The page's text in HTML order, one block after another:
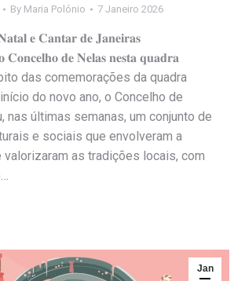
By Maria Polónio 7 Janeiro 2026
𝐞 𝐂𝐚𝐧𝐭𝐚𝐫 𝐝𝐞 𝐉𝐚𝐧𝐞𝐢𝐫𝐚𝐬
𝐂𝐨𝐧𝐜𝐞𝐥𝐡𝐨 𝐝𝐞 𝐍𝐞𝐥𝐚𝐬 𝐧𝐞𝐬𝐭𝐚 𝐪𝐮𝐚𝐝𝐫𝐚
das comemorações da quadra
do novo ano, o Concelho de
nas últimas semanas, um conjunto de
e sociais que envolveram a
valorizaram as tradições locais, com
Jan